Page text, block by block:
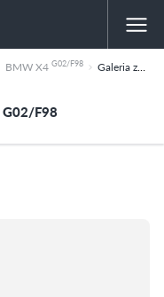
BMW X4 G02/F98 Galeria zdjęć
G02/F98